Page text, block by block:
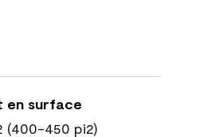
en surface
(400-450 pi2)